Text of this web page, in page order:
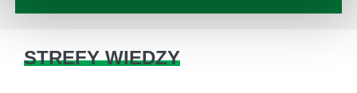
STREFY WIEDZY